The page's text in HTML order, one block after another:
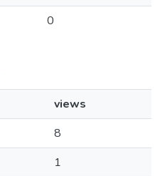
0
views
8
1